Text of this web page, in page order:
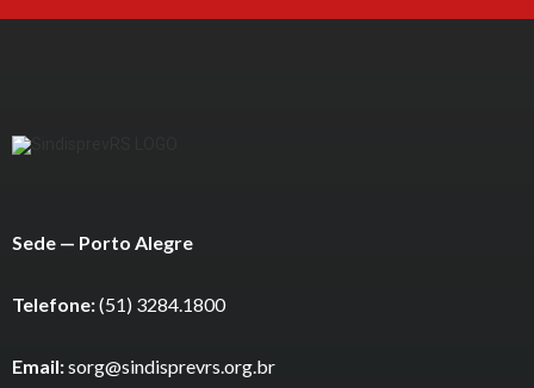
Sede — Porto Alegre
Telefone:(51) 3284.1800
Email:sorg@sindisprevrs.org.br